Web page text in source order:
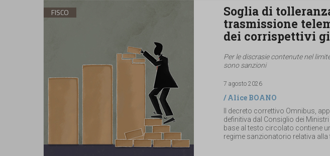
FISCO
Soglia di
trasmissione
dei corrispettivi
Per le discrasie contenute nel
sono sanzioni
7 agosto 2026
/Alice BOANO
Il decreto correttivo Omnibus,
definitiva dal Consiglio dei
base al testo circolato contiene
regime sanzionatorio relativa alla